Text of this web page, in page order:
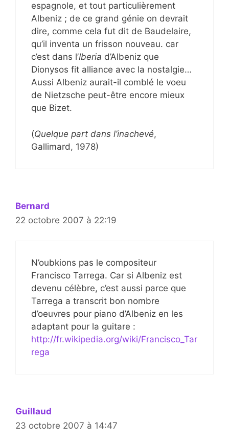
espagnole, et tout particulièrement
Albeniz ; de ce grand génie on devrait
dire, comme cela fut dit de Baudelaire,
qu’il inventa un frisson nouveau. car
c’est dans l’Iberia d’Albeniz que
Dionysos fit alliance avec la nostalgie…
Aussi Albeniz aurait-il comblé le voeu
de Nietzsche peut-être encore mieux
que Bizet.
(Quelque part dans l’inachevé,
Gallimard, 1978)
Bernard
22 octobre 2007 à 22:19
N’oubkions pas le compositeur
Francisco Tarrega. Car si Albeniz est
devenu célèbre, c’est aussi parce que
Tarrega a transcrit bon nombre
d’oeuvres pour piano d’Albeniz en les
adaptant pour la guitare :
http://fr.wikipedia.org/wiki/Francisco_Tar
rega
Guillaud
23 octobre 2007 à 14:47